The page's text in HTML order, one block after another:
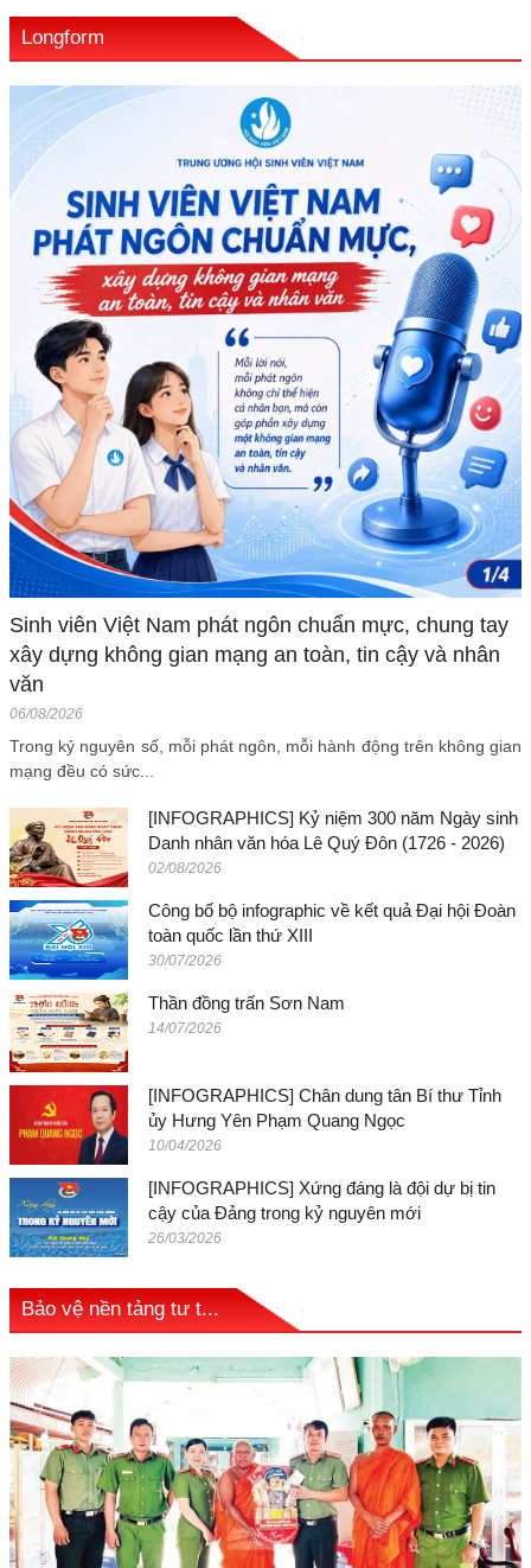
Longform
Sinh viên Việt Nam phát ngôn chuẩn mực, chung tay
xây dựng không gian mạng an toàn, tin cậy và nhân
văn
06/08/2026
Trong kỷ nguyên số, mỗi phát ngôn, mỗi hành động trên không gian
mạng đều có sức...
[INFOGRAPHICS] Kỷ niệm 300 năm Ngày sinh
Danh nhân văn hóa Lê Quý Đôn (1726 - 2026)
02/08/2026
Công bố bộ infographic về kết quả Đại hội Đoàn
toàn quốc lần thứ XIII
30/07/2026
Thần đồng trấn Sơn Nam
14/07/2026
[INFOGRAPHICS] Chân dung tân Bí thư Tỉnh
ủy Hưng Yên Phạm Quang Ngọc
10/04/2026
[INFOGRAPHICS] Xứng đáng là đội dự bị tin
cậy của Đảng trong kỷ nguyên mới
26/03/2026
Bảo vệ nền tảng tư t...